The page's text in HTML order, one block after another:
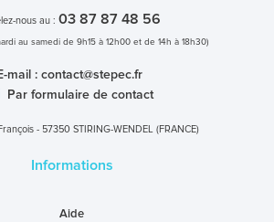
nous au : 03 87 87 48 56
au samedi de 9h15 à 12h00 et de 14h à 18h30)
mail : contact@stepec.fr
Par formulaire de contact
- 57350 STIRING-WENDEL (FRANCE)
Informations
Aide